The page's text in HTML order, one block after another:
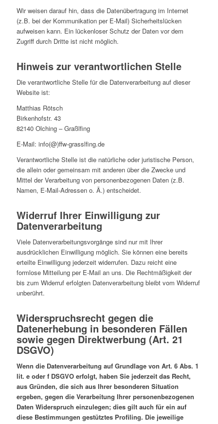
Wir weisen darauf hin, dass die Datenübertragung im Internet
(z.B. bei der Kommunikation per E-Mail) Sicherheitslücken
aufweisen kann. Ein lückenloser Schutz der Daten vor dem
Zugriff durch Dritte ist nicht möglich.
Hinweis zur verantwortlichen Stelle
Die verantwortliche Stelle für die Datenverarbeitung auf dieser
Website ist:
Matthias Rötsch
Birkenhofstr. 43
82140 Olching – Graßlfing
E-Mail: info(@)ffw-grasslfing.de
Verantwortliche Stelle ist die natürliche oder juristische Person,
die allein oder gemeinsam mit anderen über die Zwecke und
Mittel der Verarbeitung von personenbezogenen Daten (z.B.
Namen, E-Mail-Adressen o. Ä.) entscheidet.
Widerruf Ihrer Einwilligung zur
Datenverarbeitung
Viele Datenverarbeitungsvorgänge sind nur mit Ihrer
ausdrücklichen Einwilligung möglich. Sie können eine bereits
erteilte Einwilligung jederzeit widerrufen. Dazu reicht eine
formlose Mitteilung per E-Mail an uns. Die Rechtmäßigkeit der
bis zum Widerruf erfolgten Datenverarbeitung bleibt vom Widerruf
unberührt.
Widerspruchsrecht gegen die
Datenerhebung in besonderen Fällen
sowie gegen Direktwerbung (Art. 21
DSGVO)
Wenn die Datenverarbeitung auf Grundlage von Art. 6 Abs. 1
lit. e oder f DSGVO erfolgt, haben Sie jederzeit das Recht,
aus Gründen, die sich aus Ihrer besonderen Situation
ergeben, gegen die Verarbeitung Ihrer personenbezogenen
Daten Widerspruch einzulegen; dies gilt auch für ein auf
diese Bestimmungen gestütztes Profiling. Die jeweilige